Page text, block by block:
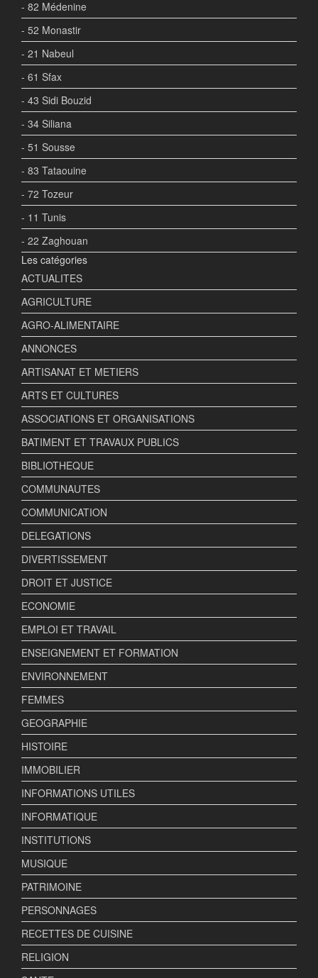
- 82 Médenine
- 52 Monastir
- 21 Nabeul
- 61 Sfax
- 43 Sidi Bouzid
- 34 Siliana
- 51 Sousse
- 83 Tataouine
- 72 Tozeur
- 11 Tunis
- 22 Zaghouan
Les catégories
ACTUALITES
AGRICULTURE
AGRO-ALIMENTAIRE
ANNONCES
ARTISANAT ET METIERS
ARTS ET CULTURES
ASSOCIATIONS ET ORGANISATIONS
BATIMENT ET TRAVAUX PUBLICS
BIBLIOTHEQUE
COMMUNAUTES
COMMUNICATION
DELEGATIONS
DIVERTISSEMENT
DROIT ET JUSTICE
ECONOMIE
EMPLOI ET TRAVAIL
ENSEIGNEMENT ET FORMATION
ENVIRONNEMENT
FEMMES
GEOGRAPHIE
HISTOIRE
IMMOBILIER
INFORMATIONS UTILES
INFORMATIQUE
INSTITUTIONS
MUSIQUE
PATRIMOINE
PERSONNAGES
RECETTES DE CUISINE
RELIGION